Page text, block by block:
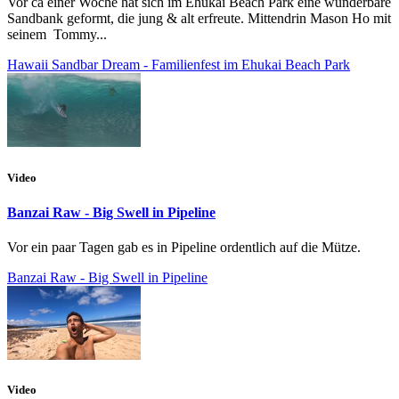
Sandbank geformt, die jung & alt erfreute. Mittendrin Mason Ho mit
seinem Tommy...
Hawaii Sandbar Dream - Familienfest im Ehukai Beach Park
Video
Banzai Raw - Big Swell in Pipeline
Vor ein paar Tagen gab es in Pipeline ordentlich auf die Mütze.
Banzai Raw - Big Swell in Pipeline
Video